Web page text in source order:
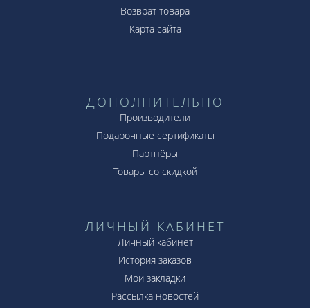
Возврат товара
Карта сайта
ДОПОЛНИТЕЛЬНО
Производители
Подарочные сертификаты
Партнёры
Товары со скидкой
ЛИЧНЫЙ КАБИНЕТ
Личный кабинет
История заказов
Мои закладки
Рассылка новостей